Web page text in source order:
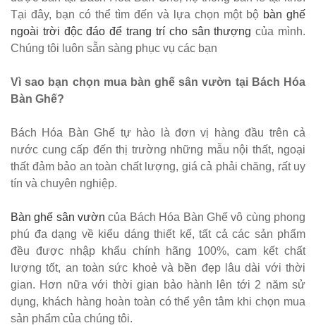
Tại đây, bạn có thể tìm đến và lựa chọn một bộ bàn ghế
ngoài trời độc đáo để trang trí cho sân thượng của mình.
Chúng tôi luôn sẵn sàng phục vụ các bạn
Vì sao bạn chọn mua bàn ghế sân vườn tại Bách Hóa
Bàn Ghế?
Bách Hóa Bàn Ghế tự hào là đơn vị hàng đầu trên cả
nước cung cấp đến thị trường những mẫu nội thất, ngoại
thất đảm bảo an toàn chất lượng, giá cả phải chăng, rất uy
tín và chuyên nghiệp.
Bàn ghế sân vườn của Bách Hóa Bàn Ghế vô cùng phong
phú đa dạng về kiểu dáng thiết kế, tất cả các sản phẩm
đều được nhập khẩu chính hãng 100%, cam kết chất
lượng tốt, an toàn sức khoẻ và bền đẹp lâu dài với thời
gian. Hơn nữa với thời gian bảo hành lên tới 2 năm sử
dụng, khách hàng hoàn toàn có thể yên tâm khi chọn mua
sản phẩm của chúng tôi.